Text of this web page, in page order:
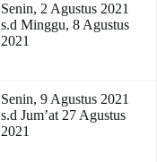
Senin, 2 Agustus 2021
s.d Minggu, 8 Agustus
2021
Senin, 9 Agustus 2021
s.d Jum’at 27 Agustus
2021